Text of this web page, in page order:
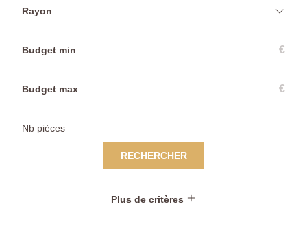
Rayon
€
€
RECHERCHER
Plus de critères